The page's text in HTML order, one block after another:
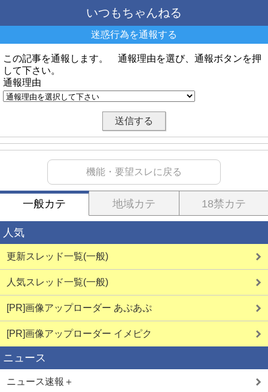
いつもちゃんねる
迷惑行為を通報する
この記事を通報します。 通報理由を選び、通報ボタンを押
して下さい。
通報理由
機能・要望スレに戻る
一般カテ 地域カテ 18禁カテ
人気
更新スレッド一覧(一般)
人気スレッド一覧(一般)
[PR]画像アップローダー あぷあぷ
[PR]画像アップローダー イメピク
ニュース
ニュース速報＋